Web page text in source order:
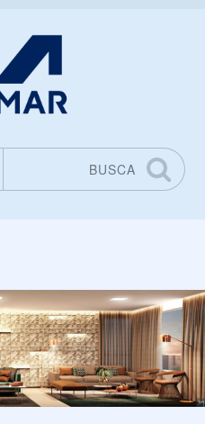
BUSCA